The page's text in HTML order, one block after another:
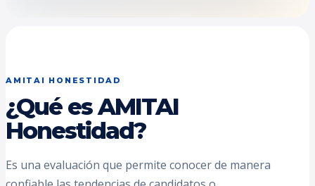
AMITAI HONESTIDAD
¿Qué es AMITAI
Honestidad?
Es una evaluación que permite conocer de manera